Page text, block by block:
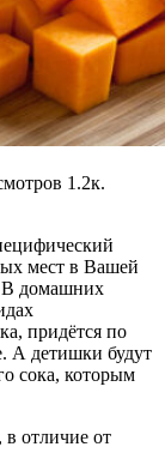
1.2к.
мест в Вашей
В домашних
придётся по
А детишки будут
сока, которым
отличие от